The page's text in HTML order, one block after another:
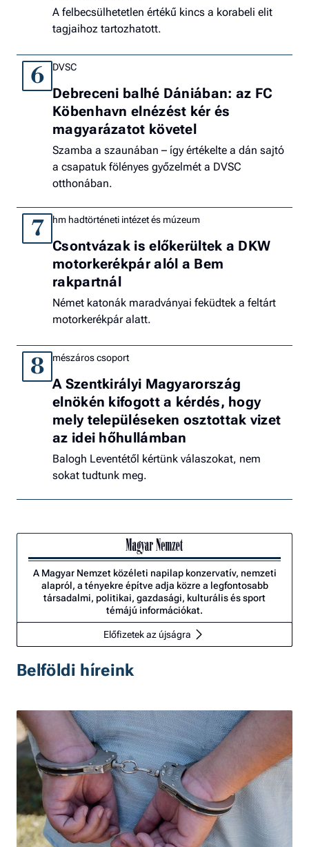
A felbecsülhetetlen értékű kincs a korabeli elit
tagjaihoz tartozhatott.
6 DVSC
Debreceni balhé Dániában: az FC
Köbenhavn elnézést kér és
magyarázatot követel
Szamba a szaunában – így értékelte a dán sajtó
a csapatuk fölényes győzelmét a DVSC
otthonában.
7 hm hadtörténeti intézet és múzeum
Csontvázak is előkerültek a DKW
motorkerékpár alól a Bem
rakpartnál
Német katonák maradványai feküdtek a feltárt
motorkerékpár alatt.
8 mészáros csoport
A Szentkirályi Magyarország
elnökén kifogott a kérdés, hogy
mely településeken osztottak vizet
az idei hőhullámban
Balogh Leventétől kértünk válaszokat, nem
sokat tudtunk meg.
A Magyar Nemzet közéleti napilap konzervatív, nemzeti
alapról, a tényekre építve adja közre a legfontosabb
társadalmi, politikai, gazdasági, kulturális és sport
témájú információkat.
Előfizetek az újságra
Belföldi híreink